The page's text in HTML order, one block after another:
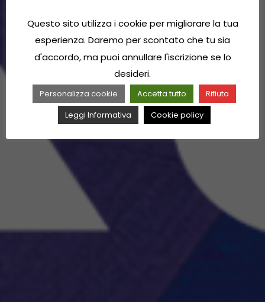
Questo sito utilizza i cookie per migliorare la tua
esperienza. Daremo per scontato che tu sia
d'accordo, ma puoi annullare l'iscrizione se lo
desideri.
Personalizza cookie Accetta tutto
Rifiuta
Leggi Informativa
Cookie policy